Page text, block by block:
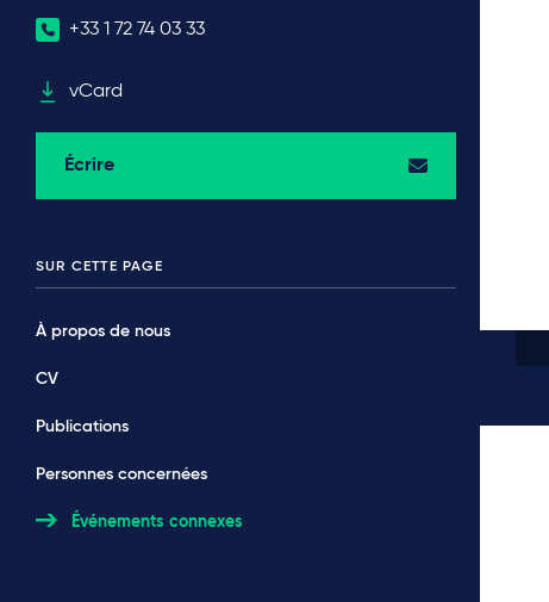
+33 1 72 74 03 33
vCard
Écrire
SUR CETTE PAGE
À propos de nous
CV
Publications
Personnes concernées
Événements connexes